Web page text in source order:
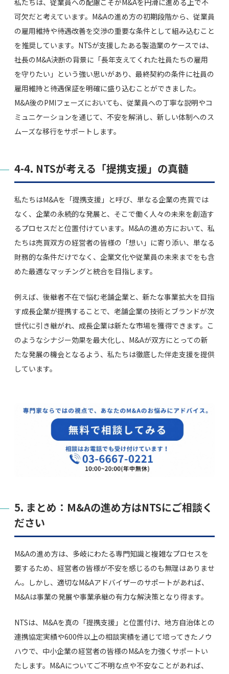
可欠だと考えています。M&Aの進め方の初期段階から、従業員
の雇用維持や待遇改善を交渉の重要な条件として組み込むこと
を推奨しています。NTSが支援したある製造業のケースでは、
社長のM&A決断の背景に「長年支えてくれた社員たちの雇用
を守りたい」という強い思いがあり、最終契約の条件に社員の
雇用維持と待遇保証を明確に盛り込むことができました。
M&A後のPMIフェーズにおいても、従業員への丁寧な説明やコ
ミュニケーションを通じて、不安を解消し、新しい体制へのス
ムーズな移行をサポートします。
4-4. NTSが考える「提携支援」の真髄
私たちはM&Aを「提携支援」と呼び、単なる企業の売買では
なく、企業の永続的な発展と、そこで働く人々の未来を創造す
るプロセスだと位置付けています。M&Aの進め方において、私
たちは売買双方の経営者の皆様の「想い」に寄り添い、単なる
財務的な条件だけでなく、企業文化や従業員の未来までをも含
めた最適なマッチングと統合を目指します。
例えば、後継者不在で悩む老舗企業と、新たな事業拡大を目指
す成長企業が提携することで、老舗企業の技術とブランドが次
世代に引き継がれ、成長企業は新たな市場を獲得できます。こ
のようなシナジー効果を最大化し、M&Aが双方にとっての新
たな発展の機会となるよう、私たちは徹底した伴走支援を提供
しています。
5. まとめ：M&Aの進め方はNTSにご相談く
ださい
M&Aの進め方は、多岐にわたる専門知識と複雑なプロセスを
要するため、経営者の皆様が不安を感じるのも無理はありませ
ん。しかし、適切なM&Aアドバイザーのサポートがあれば、
M&Aは事業の発展や事業承継の有力な解決策となり得ます。
NTSは、M&Aを真の「提携支援」と位置付け、地方自治体との
連携協定実績や600件以上の相談実績を通じて培ってきたノウ
ハウで、中小企業の経営者の皆様のM&Aを力強くサポートい
たします。M&Aについてご不明な点や不安なことがあれば、